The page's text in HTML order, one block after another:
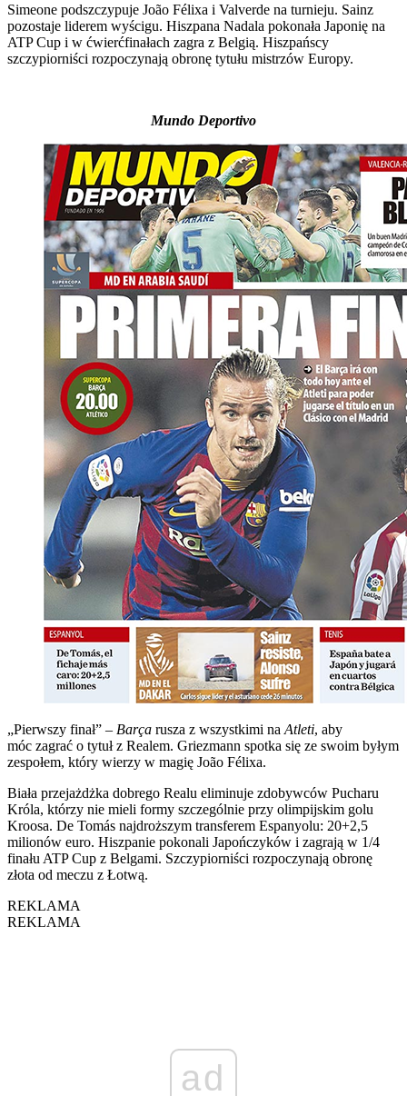
Simeone podszczypuje João Félixa i Valverde na turnieju. Sainz
pozostaje liderem wyścigu. Hiszpana Nadala pokonała Japonię na
ATP Cup i w ćwierćfinałach zagra z Belgią. Hiszpańscy
szczypiorniści rozpoczynają obronę tytułu mistrzów Europy.
Mundo Deportivo
„Pierwszy finał” – Barça rusza z wszystkimi na Atleti, aby
móc zagrać o tytuł z Realem. Griezmann spotka się ze swoim byłym
zespołem, który wierzy w magię João Félixa.
Biała przejażdżka dobrego Realu eliminuje zdobywców Pucharu
Króla, którzy nie mieli formy szczególnie przy olimpijskim golu
Kroosa. De Tomás najdroższym transferem Espanyolu: 20+2,5
milionów euro. Hiszpanie pokonali Japończyków i zagrają w 1/4
finału ATP Cup z Belgami. Szczypiorniści rozpoczynają obronę
złota od meczu z Łotwą.
REKLAMA
REKLAMA
ad